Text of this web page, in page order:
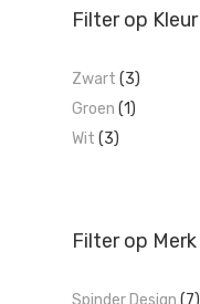
Filter op Kleur
Zwart (3)
Groen (1)
Wit (3)
Filter op Merk
Spinder Design (7)